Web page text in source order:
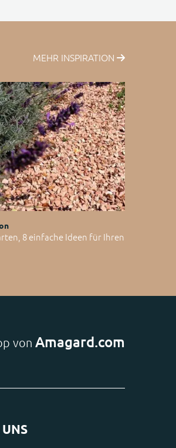
MEHR INSPIRATION
8 einfache Ideen für Ihren
von Amagard.com